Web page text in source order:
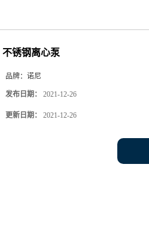
不锈钢离心泵
品牌： 诺尼
发布日期： 2021-12-26
更新日期： 2021-12-26